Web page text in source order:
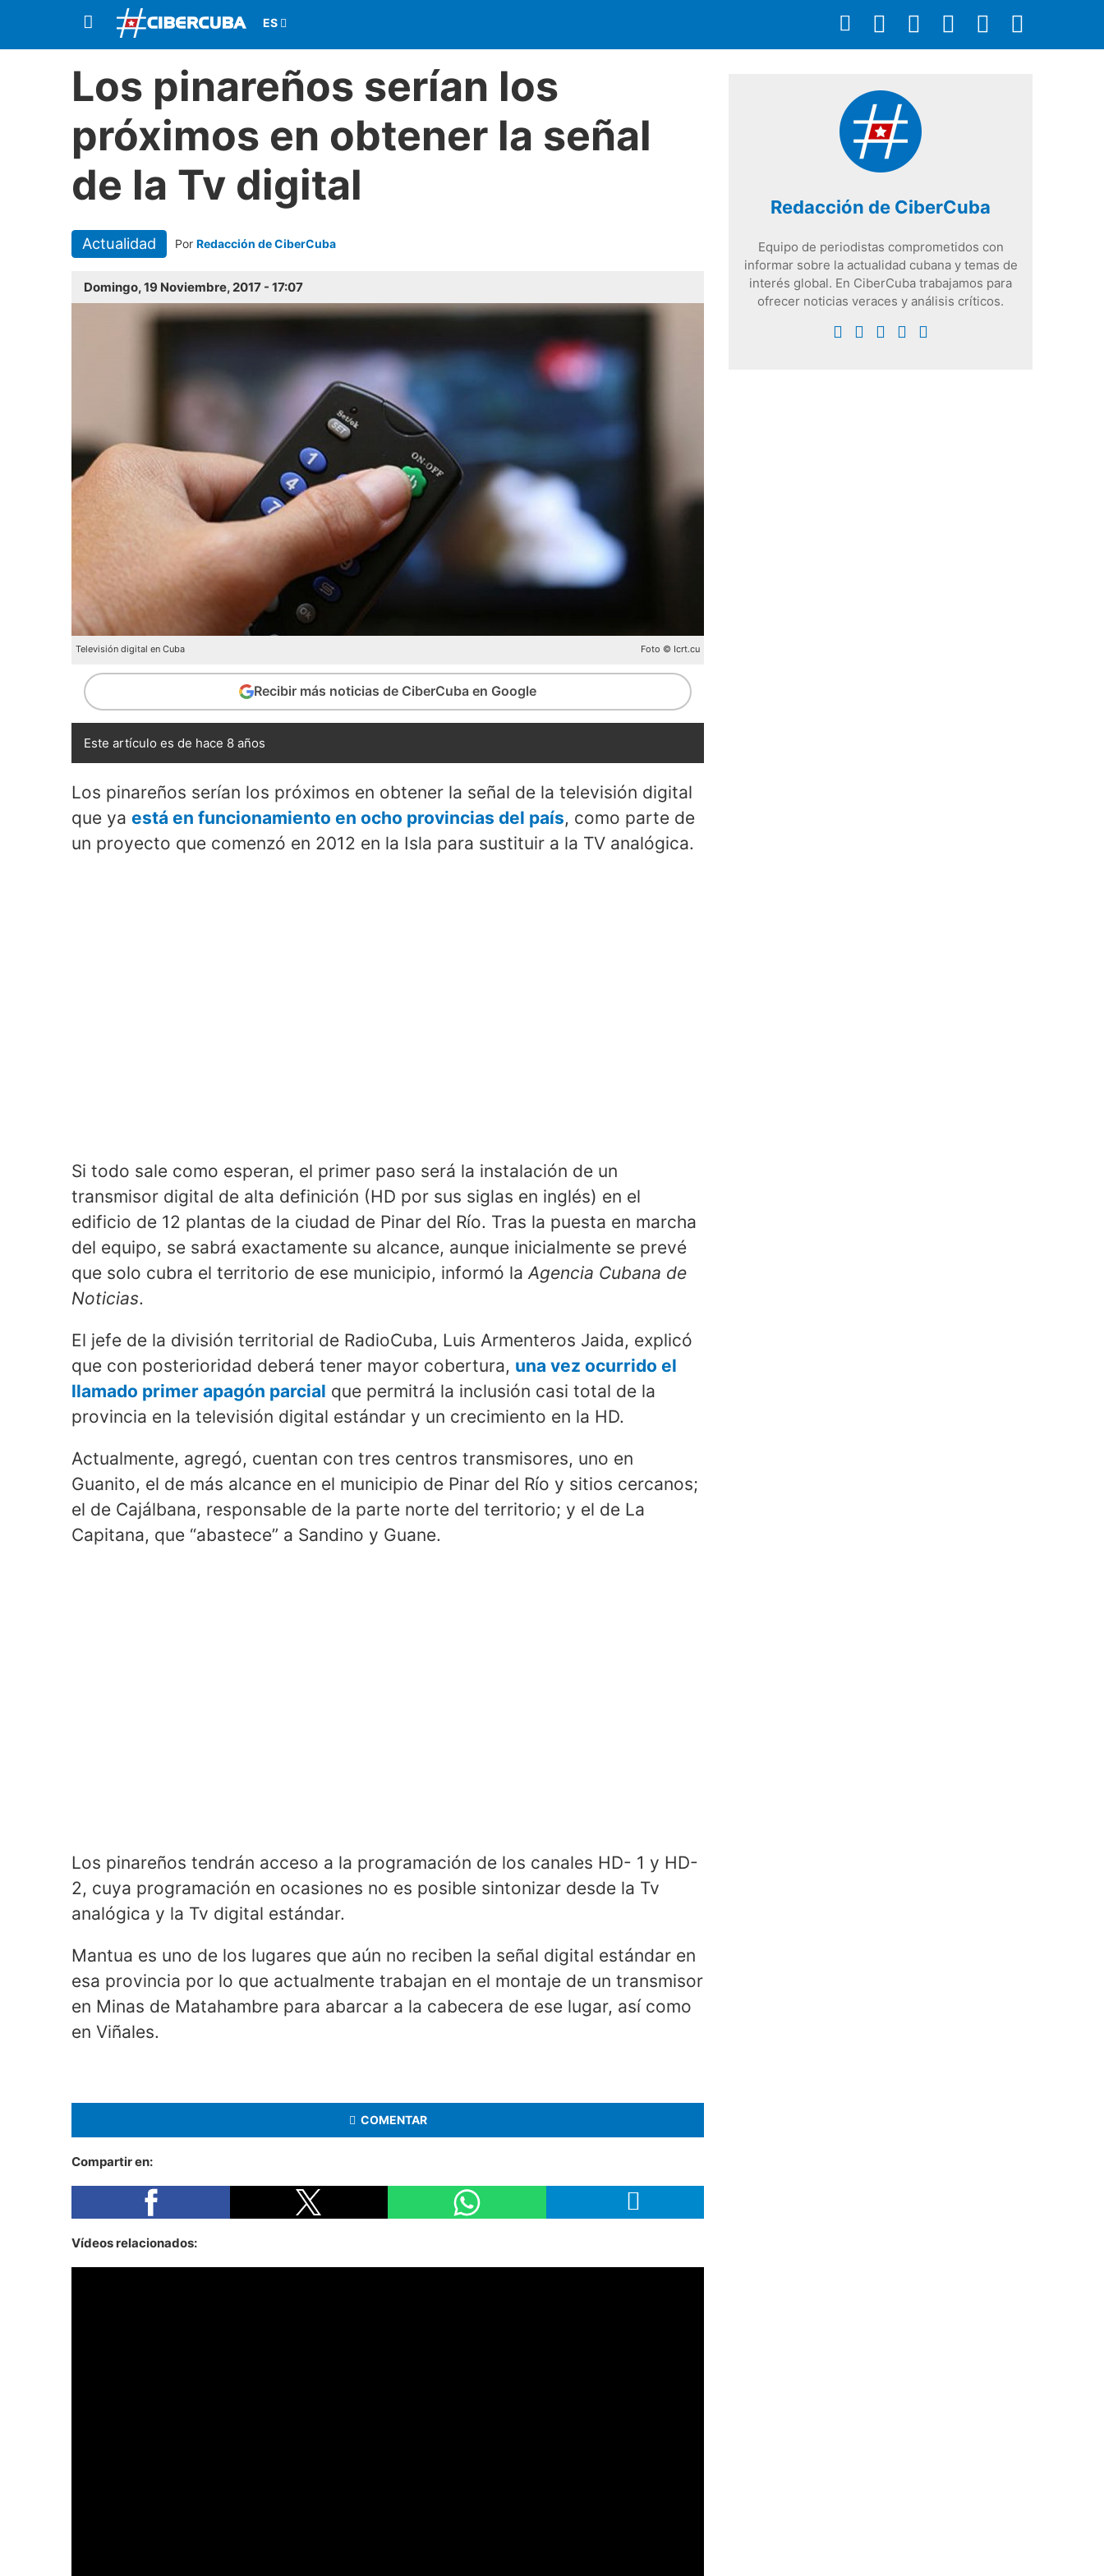
Los pinareños serían los
próximos en obtener la señal
de la Tv digital
Actualidad Por Redacción de CiberCuba
Domingo, 19 Noviembre, 2017 - 17:07
Televisión digital en Cuba Foto © Icrt.cu
Recibir más noticias de CiberCuba en Google
Este artículo es de hace 8 años
Los pinareños serían los próximos en obtener la señal de la televisión digital
que ya está en funcionamiento en ocho provincias del país, como parte de
un proyecto que comenzó en 2012 en la Isla para sustituir a la TV analógica.
Si todo sale como esperan, el primer paso será la instalación de un
transmisor digital de alta definición (HD por sus siglas en inglés) en el
edificio de 12 plantas de la ciudad de Pinar del Río. Tras la puesta en marcha
del equipo, se sabrá exactamente su alcance, aunque inicialmente se prevé
que solo cubra el territorio de ese municipio, informó la Agencia Cubana de
Noticias.
El jefe de la división territorial de RadioCuba, Luis Armenteros Jaida, explicó
que con posterioridad deberá tener mayor cobertura, una vez ocurrido el
llamado primer apagón parcial que permitrá la inclusión casi total de la
provincia en la televisión digital estándar y un crecimiento en la HD.
Actualmente, agregó, cuentan con tres centros transmisores, uno en
Guanito, el de más alcance en el municipio de Pinar del Río y sitios cercanos;
el de Cajálbana, responsable de la parte norte del territorio; y el de La
Capitana, que “abastece” a Sandino y Guane.
Los pinareños tendrán acceso a la programación de los canales HD- 1 y HD-
2, cuya programación en ocasiones no es posible sintonizar desde la Tv
analógica y la Tv digital estándar.
Mantua es uno de los lugares que aún no reciben la señal digital estándar en
esa provincia por lo que actualmente trabajan en el montaje de un transmisor
en Minas de Matahambre para abarcar a la cabecera de ese lugar, así como
en Viñales.
COMENTAR
Compartir en:
Vídeos relacionados:
Redacción de CiberCuba
Equipo de periodistas comprometidos con
informar sobre la actualidad cubana y temas de
interés global. En CiberCuba trabajamos para
ofrecer noticias veraces y análisis críticos.